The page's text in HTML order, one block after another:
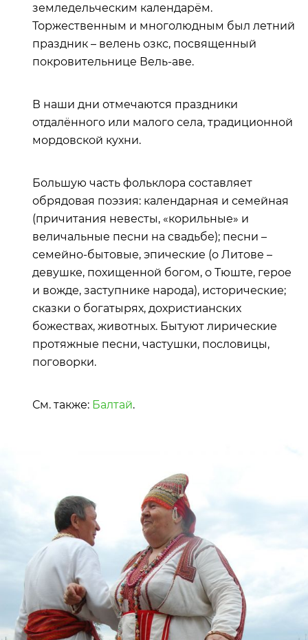
земледельческим календарём.
Торжественным и многолюдным был летний
праздник – велень озкс, посвященный
покровительнице Вель-аве.
В наши дни отмечаются праздники
отдалённого или малого села, традиционной
мордовской кухни.
Большую часть фольклора составляет
обрядовая поэзия: календарная и семейная
(причитания невесты, «корильные» и
величальные песни на свадьбе); песни –
семейно-бытовые, эпические (о Литове –
девушке, похищенной богом, о Тюште, герое
и вожде, заступнике народа), исторические;
сказки о богатырях, дохристианских
божествах, животных. Бытуют лирические
протяжные песни, частушки, пословицы,
поговорки.
См. также: Балтай.